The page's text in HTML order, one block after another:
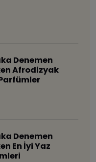
Denemen
Afrodizyak
Denemen
En İyi Yaz